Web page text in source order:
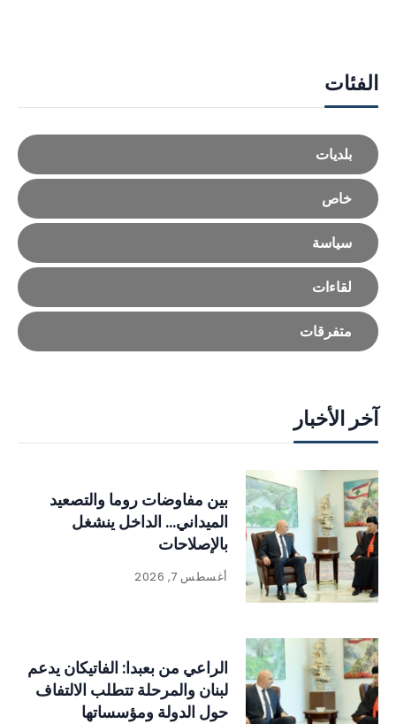
الفئات
بلديات
خاص
سياسة
لقاءات
متفرقات
آخر الأخبار
بين مفاوضات روما والتصعيد
الميداني… الداخل ينشغل
بالإصلاحات
أغسطس 7, 2026
الراعي من بعبدا: الفاتيكان يدعم
لبنان والمرحلة تتطلب الالتفاف
حول الدولة ومؤسساتها